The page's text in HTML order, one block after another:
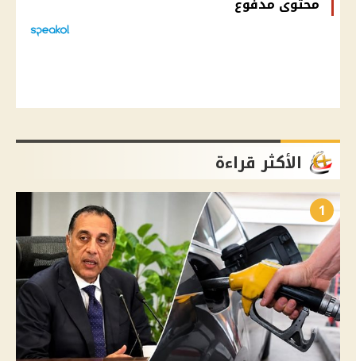
الأكثر قراءة
1